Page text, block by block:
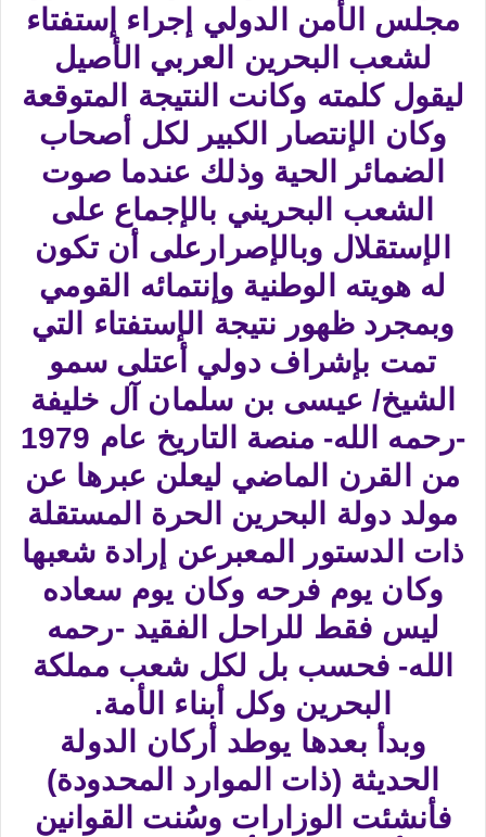
مجلس الأمن الدولي إجراء إستفتاء
لشعب البحرين العربي الأصيل
ليقول كلمته وكانت النتيجة المتوقعة
وكان الإنتصار الكبير لكل أصحاب
الضمائر الحية وذلك عندما صوت
الشعب البحريني بالإجماع على
الإستقلال وبالإصرارعلى أن تكون
له هويته الوطنية وإنتمائه القومي
وبمجرد ظهور نتيجة الإستفتاء التي
تمت بإشراف دولي أعتلى سمو
الشيخ/ عيسى بن سلمان آل خليفة
-رحمه الله- منصة التاريخ عام 1979
من القرن الماضي ليعلن عبرها عن
مولد دولة البحرين الحرة المستقلة
ذات الدستور المعبرعن إرادة شعبها
وكان يوم فرحه وكان يوم سعاده
ليس فقط للراحل الفقيد -رحمه
الله- فحسب بل لكل شعب مملكة
البحرين وكل أبناء الأمة.
وبدأ بعدها يوطد أركان الدولة
الحديثة (ذات الموارد المحدودة)
فأنشئت الوزارات وسُنت القوانين